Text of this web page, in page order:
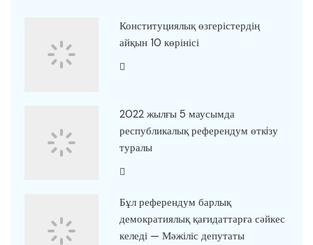
Конституциялық өзгерістердің
айқын 10 көрінісі
2022 жылғы 5 маусымда
республикалық референдум өткiзу
туралы
Бұл референдум барлық
демократиялық қағидаттарға сәйкес
келеді — Мәжіліс депутаты